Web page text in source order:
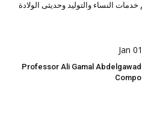
خدمات النساء والتوليد وحديثى الولادة
Professor Ali Gamal